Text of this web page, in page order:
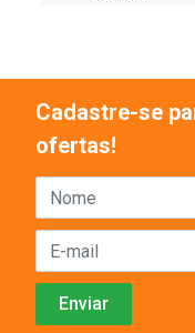
Cadastre-se
ofertas!